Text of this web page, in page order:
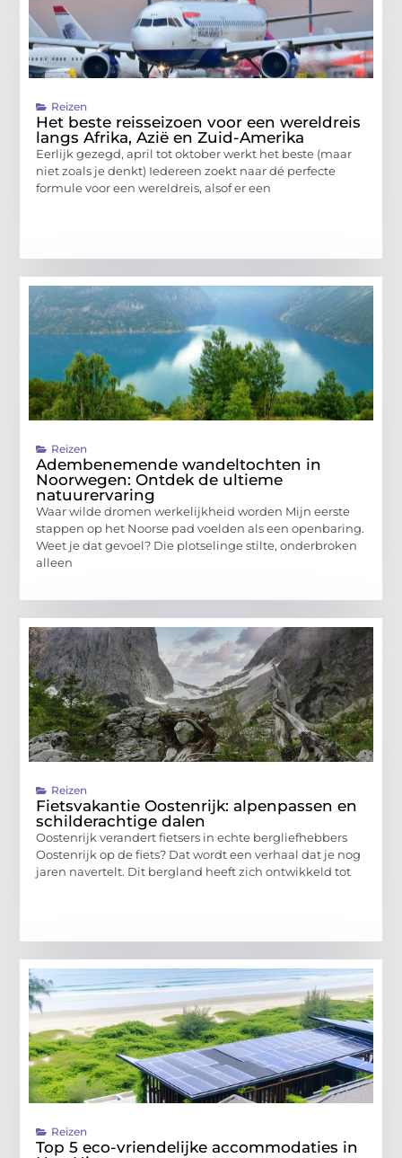
Reizen
Het beste reisseizoen voor een wereldreis
langs Afrika, Azië en Zuid-Amerika
Eerlijk gezegd, april tot oktober werkt het beste (maar
niet zoals je denkt) Iedereen zoekt naar dé perfecte
formule voor een wereldreis, alsof er een
Reizen
Adembenemende wandeltochten in
Noorwegen: Ontdek de ultieme
natuurervaring
Waar wilde dromen werkelijkheid worden Mijn eerste
stappen op het Noorse pad voelden als een openbaring.
Weet je dat gevoel? Die plotselinge stilte, onderbroken
alleen
Reizen
Fietsvakantie Oostenrijk: alpenpassen en
schilderachtige dalen
Oostenrijk verandert fietsers in echte bergliefhebbers
Oostenrijk op de fiets? Dat wordt een verhaal dat je nog
jaren navertelt. Dit bergland heeft zich ontwikkeld tot
Reizen
Top 5 eco-vriendelijke accommodaties in